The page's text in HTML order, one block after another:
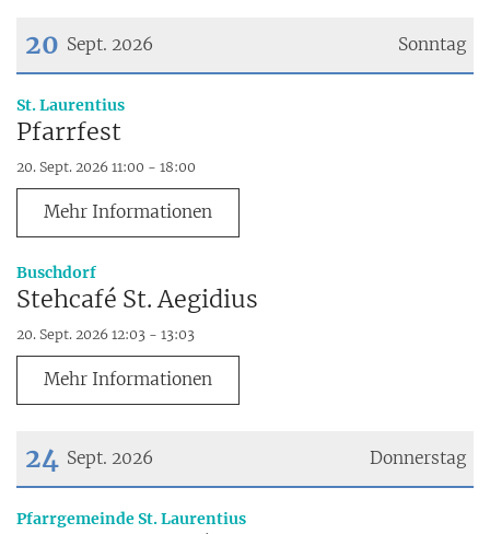
Sonntag
20 Sept. 2026
Datum: 20. September 2026
St. Laurentius:
Pfarrfest
20. Sept. 2026 11:00 - 18:00
Mehr Informationen
Buschdorf:
Stehcafé St. Aegidius
20. Sept. 2026 12:03 - 13:03
Mehr Informationen
Donnerstag
24 Sept. 2026
Datum: 24. September 2026
Pfarrgemeinde St. Laurentius: